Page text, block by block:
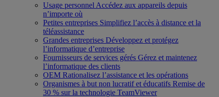
Usage personnel Accédez aux appareils depuis
n’importe où
Petites entreprises Simplifiez l’accès à distance et la
téléassistance
Grandes entreprises Développez et protégez
l’informatique d’entreprise
Fournisseurs de services gérés Gérez et maintenez
l’informatique des clients
OEM Rationalisez l’assistance et les opérations
Organismes à but non lucratif et éducatifs Remise de
30 % sur la technologie TeamViewer